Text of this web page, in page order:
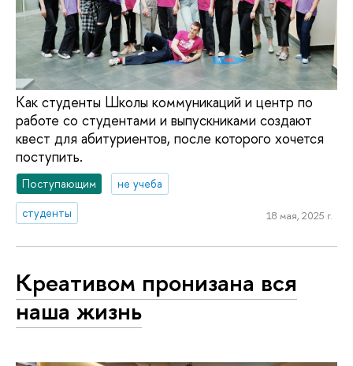
Как студенты Школы коммуникаций и центр по
работе со студентами и выпускниками создают
квест для абитуриентов, после которого хочется
поступить.
Поступающим
не учеба
студенты
18 мая, 2025 г.
Креативом пронизана вся
наша жизнь